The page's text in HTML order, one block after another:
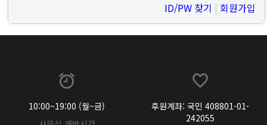
ID/PW 찾기 | 회원가입
10:00~19:00 (월~금)
후원계좌: 국민 408801-01-
242055